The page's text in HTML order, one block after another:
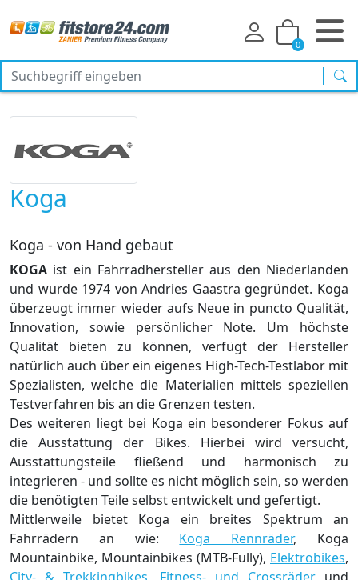
0
Koga
Koga - von Hand gebaut
KOGA ist ein Fahrradhersteller aus den Niederlanden
und wurde 1974 von Andries Gaastra gegründet. Koga
überzeugt immer wieder aufs Neue in puncto Qualität,
Innovation, sowie persönlicher Note. Um höchste
Qualität bieten zu können, verfügt der Hersteller
natürlich auch über ein eigenes High-Tech-Testlabor mit
Spezialisten, welche die Materialien mittels speziellen
Testverfahren bis an die Grenzen testen.
Des weiteren liegt bei Koga ein besonderer Fokus auf
die Ausstattung der Bikes. Hierbei wird versucht,
Ausstattungsteile fließend und harmonisch zu
integrieren - und sollte es nicht möglich sein, so werden
die benötigten Teile selbst entwickelt und gefertigt.
Mittlerweile bietet Koga ein breites Spektrum an
Fahrrädern an wie: Koga Rennräder, Koga
Mountainbike, Mountainbikes (MTB-Fully), Elektrobikes,